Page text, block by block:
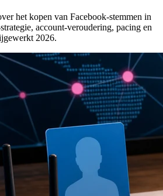
het kopen van Facebook-stemmen in
account-veroudering, pacing en
2026.